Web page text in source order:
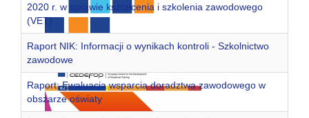
2020 r. w sprawie kształcenia i szkolenia zawodowego
(VET)
Raport NIK: Informacji o wynikach kontroli - Szkolnictwo
zawodowe
Raport: Ewaluacja wsparcia doradztwa zawodowego w
obszarze oświaty